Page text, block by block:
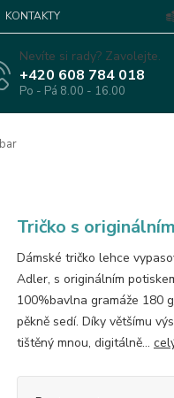
KONTAKTY
Nevíte si rady? Zavolejte.
+420 608 784 018
Po - Pá 8.00 - 16.00
Tričko s
Dámské tričko lehce
Adler, s originálním
100%bavlna gramáže 180
pěkně sedí. Díky většímu
tištěný mnou, digitálně...